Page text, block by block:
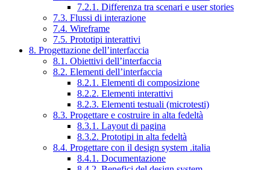
7.2.1. Differenza tra scenari e user stories
7.3. Flussi di interazione
7.4. Wireframe
7.5. Prototipi interattivi
8. Progettazione dell’interfaccia
8.1. Obiettivi dell’interfaccia
8.2. Elementi dell’interfaccia
8.2.1. Elementi di composizione
8.2.2. Elementi interattivi
8.2.3. Elementi testuali (microtesti)
8.3. Progettare e costruire in alta fedeltà
8.3.1. Layout di pagina
8.3.2. Prototipi in alta fedeltà
8.4. Progettare con il design system .italia
8.4.1. Documentazione